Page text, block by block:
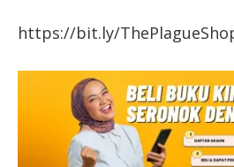
https://bit.ly/